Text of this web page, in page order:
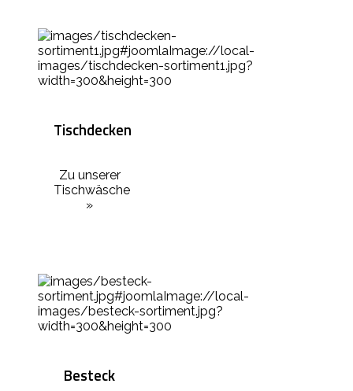
Tischdecken
Zu unserer
Tischwäsche
»
Besteck